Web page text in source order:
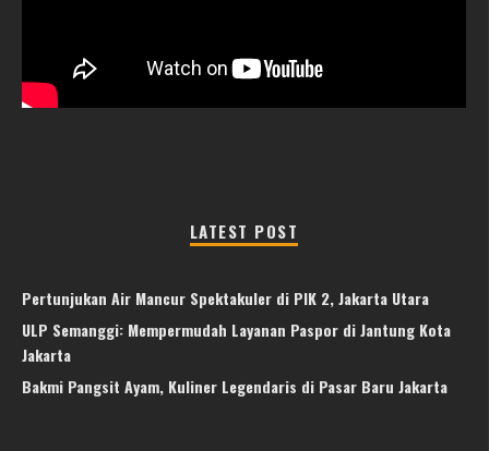
LATEST POST
Pertunjukan Air Mancur Spektakuler di PIK 2, Jakarta Utara
ULP Semanggi: Mempermudah Layanan Paspor di Jantung Kota
Jakarta
Bakmi Pangsit Ayam, Kuliner Legendaris di Pasar Baru Jakarta